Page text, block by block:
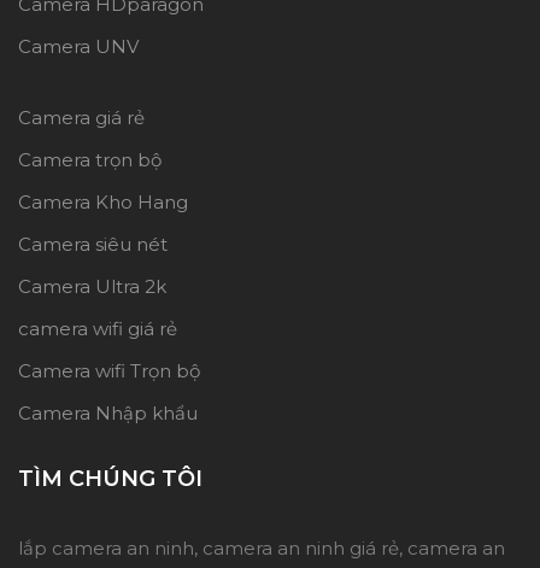
Camera HDparagon
Camera UNV
Camera giá rẻ
Camera trọn bộ
Camera Kho Hang
Camera siêu nét
Camera Ultra 2k
camera wifi giá rẻ
Camera wifi Trọn bộ
Camera Nhập khẩu
TÌM CHÚNG TÔI
lắp camera an ninh, camera an ninh giá rẻ, camera an